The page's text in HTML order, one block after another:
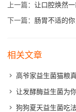
上一篇： 让口腔焕然
下一篇： 肠胃不适的
相关文章
高爷家益生菌猫粮
让发酵酶益生菌为
狗狗夏天益生菌吃